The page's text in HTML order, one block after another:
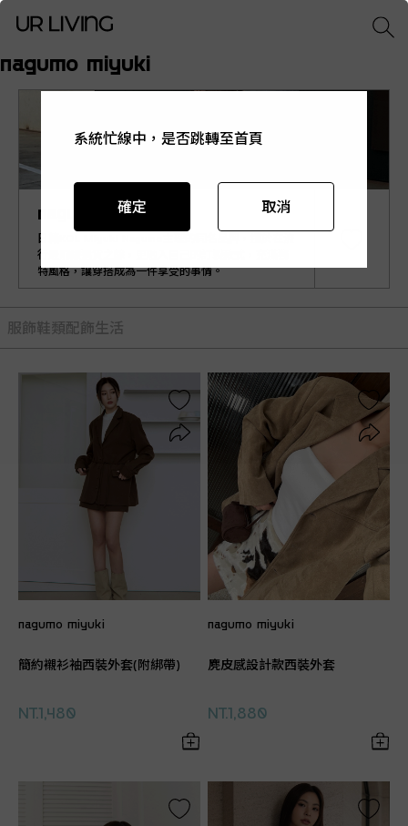
nagumo miyuki
nagumo miyuki
日籍KOL Miyuki Nagumo主理的同名品牌，擅於在流
行最前線選貨之餘，更融入自己的訂製款式，充滿獨
特風格，讓穿搭成為一件享受的事情。
服飾 鞋類配飾生活
nagumo miyuki
簡約襯衫袖西裝外套(附綁帶)
NT.1,480
nagumo miyuki
麂皮感設計款西裝外套
NT.1,880
系統忙線中，是否跳轉至首頁
確定 取消
系統忙線中，是否跳轉至首頁
確定 取消
系統忙線中，是否跳轉至首頁
確定 取消
系統忙線中，是否跳轉至首頁
確定 取消
系統忙線中，是否跳轉至首頁
確定 取消